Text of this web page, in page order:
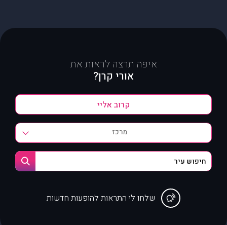
איפה תרצה לראות את
אורי קרן?
מרכז
שלחו לי התראות להופעות חדשות